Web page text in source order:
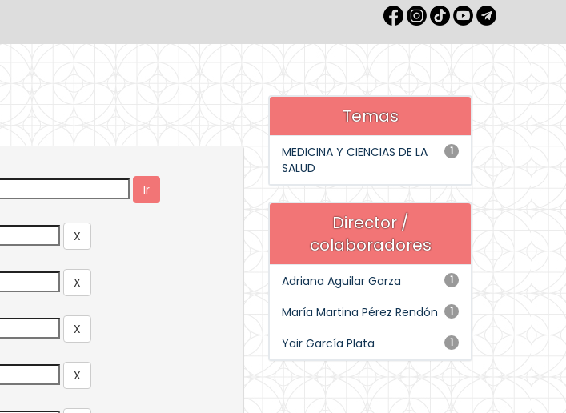
Temas
1
MEDICINA Y CIENCIAS DE LA
SALUD
Director /
colaboradores
1
Adriana Aguilar Garza
1
María Martina Pérez Rendón
1
Yair García Plata